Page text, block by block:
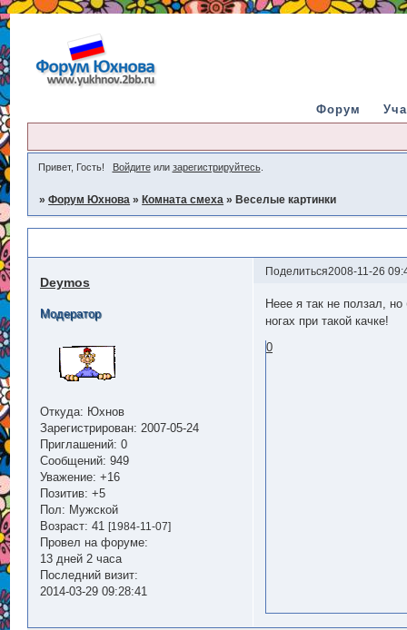
Форум
Привет, Гость! Войдитеили зарегистрируйтесь.
»Форум Юхнова » Комната смеха » Веселые картинки
Поделиться2008-11-26
Deymos
Модератор
Откуда: Юхнов
Зарегистрирован: 2007-05-24
Приглашений: 0
Сообщений: 949
Уважение: +16
Позитив: +5
Пол: Мужской
Возраст: 41 [1984-11-07]
Провел на форуме:
13 дней 2 часа
Последний визит:
2014-03-29 09:28:41
Неее я так не ползал,
ногах при такой качке!
0